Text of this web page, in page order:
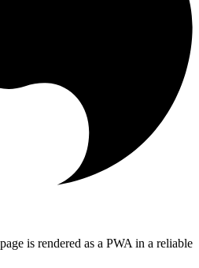
is rendered as a PWA in a reliable